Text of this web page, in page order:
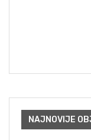
NAJNOVIJE